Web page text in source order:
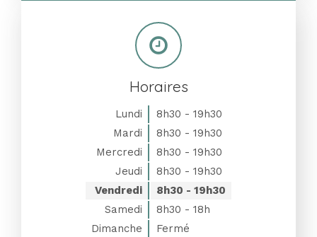
Horaires
Lundi
8h30 - 19h30
Mardi
8h30 - 19h30
Mercredi
8h30 - 19h30
Jeudi
8h30 - 19h30
Vendredi
8h30 - 19h30
Samedi
8h30 - 18h
Dimanche
Fermé